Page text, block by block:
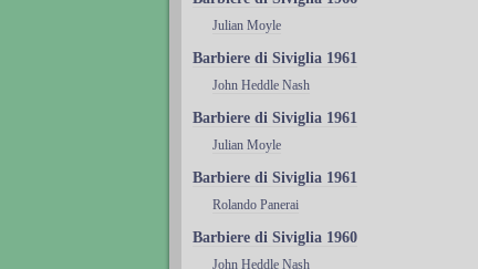
Julian Moyle
Barbiere di Siviglia 1961
John Heddle Nash
Barbiere di Siviglia 1961
Julian Moyle
Barbiere di Siviglia 1961
Rolando Panerai
Barbiere di Siviglia 1960
John Heddle Nash